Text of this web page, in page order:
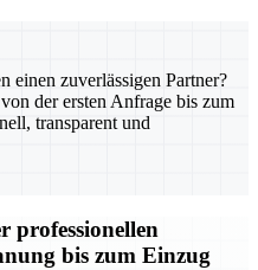
einen zuverlässigen Partner?
der ersten Anfrage bis zum
transparent und
professionellen
bis zum Einzug